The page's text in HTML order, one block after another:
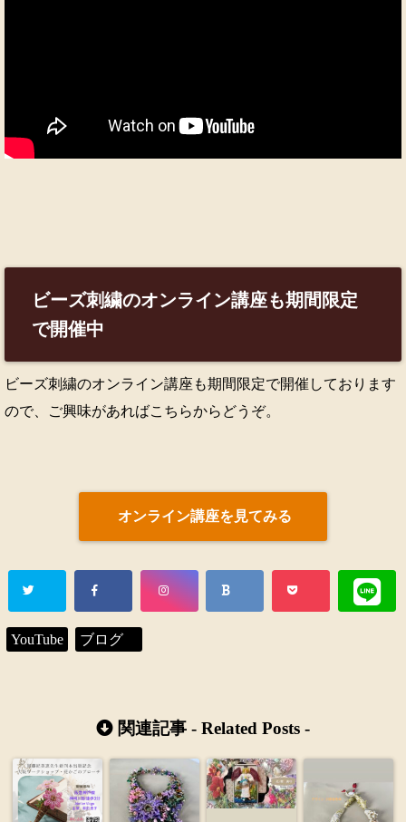
ビーズ刺繍のオンライン講座も期間限定
で開催中
ビーズ刺繍のオンライン講座も期間限定で開催しております
ので、ご興味があればこちらからどうぞ。
オンライン講座を見てみる
YouTube ブログ
関連記事 - Related Posts -